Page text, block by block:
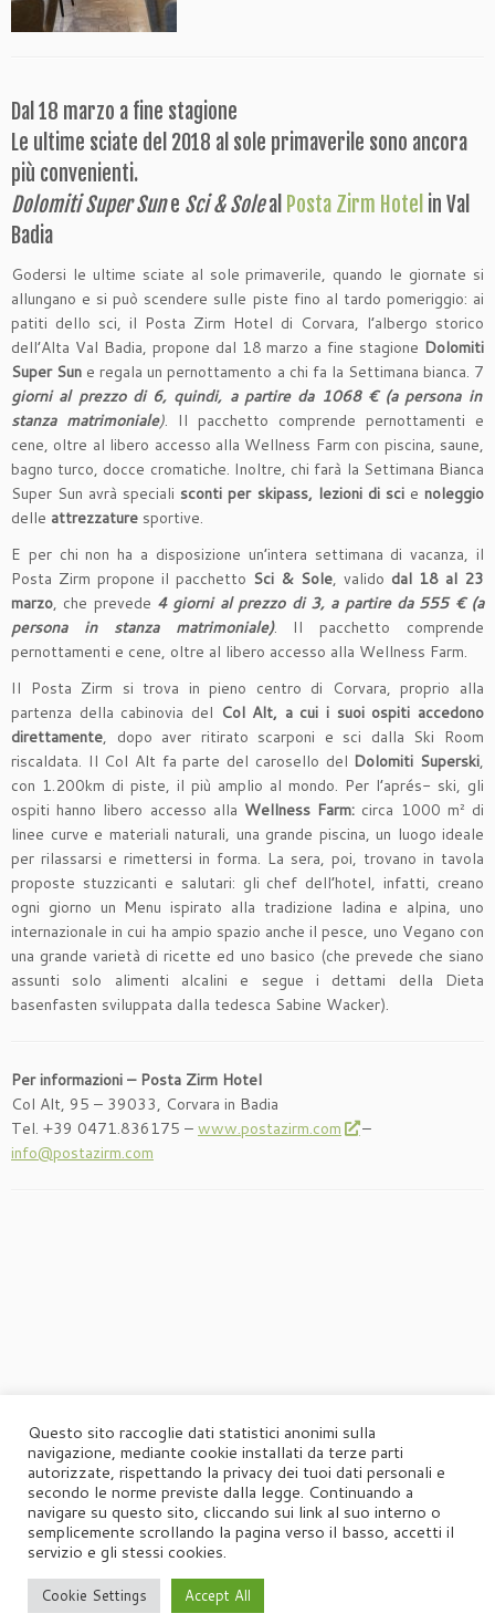
Dal 18 marzo a fine stagione
Le ultime sciate del 2018 al sole primaverile sono ancora
più convenienti.
Dolomiti Super Sune Sci & Soleal Posta Zirm Hotel in Val
Badia
Godersi le ultime sciate al sole primaverile, quando le giornate si
allungano e si può scendere sulle piste fino al tardo pomeriggio: ai
patiti dello sci, il Posta Zirm Hotel di Corvara, l’albergo storico
dell’Alta Val Badia, propone dal 18 marzo a fine stagione Dolomiti
Super Sun e regala un pernottamento a chi fa la Settimana bianca. 7
giorni al prezzo di 6, quindi, a partire da 1068 € (a persona in
stanza matrimoniale). Il pacchetto comprende pernottamenti e
cene, oltre al libero accesso alla Wellness Farm con piscina, saune,
bagno turco, docce cromatiche. Inoltre, chi farà la Settimana Bianca
Super Sun avrà speciali sconti per skipass, lezioni di scie noleggio
delle attrezzature sportive.
E per chi non ha a disposizione un’intera settimana di vacanza, il
Posta Zirm propone il pacchetto Sci & Sole, valido dal 18 al 23
marzo, che prevede 4 giorni al prezzo di 3, a partire da 555 € (a
persona in stanza matrimoniale). Il pacchetto comprende
pernottamenti e cene, oltre al libero accesso alla Wellness Farm.
Il Posta Zirm si trova in pieno centro di Corvara, proprio alla
partenza della cabinovia del Col Alt, a cui i suoi ospiti accedono
direttamente, dopo aver ritirato scarponi e sci dalla Ski Room
riscaldata. Il Col Alt fa parte del carosello del Dolomiti Superski,
con 1.200km di piste, il più amplio al mondo. Per l’aprés- ski, gli
ospiti hanno libero accesso alla Wellness Farm: circa 1000 m² di
linee curve e materiali naturali, una grande piscina, un luogo ideale
per rilassarsi e rimettersi in forma. La sera, poi, trovano in tavola
proposte stuzzicanti e salutari: gli chef dell’hotel, infatti, creano
ogni giorno un Menu ispirato alla tradizione ladina e alpina, uno
internazionale in cui ha ampio spazio anche il pesce, uno Vegano con
una grande varietà di ricette ed uno basico (che prevede che siano
assunti solo alimenti alcalini e segue i dettami della Dieta
basenfasten sviluppata dalla tedesca Sabine Wacker).
Per informazioni –Posta Zirm Hotel
Col Alt, 95 – 39033, Corvara in Badia
Tel. +39 0471.836175 – www.postazirm.com
–
info@postazirm.com
·© 2026Agorà·Powered by ·Designed con il
Questo sito raccoglie dati statistici anonimi sulla
navigazione, mediante cookie installati da terze parti
autorizzate, rispettando la privacy dei tuoi dati personali e
secondo le norme previste dalla legge. Continuando a
navigare su questo sito, cliccando sui link al suo interno o
semplicemente scrollando la pagina verso il basso, accetti il
servizio e gli stessi cookies.
Cookie Settings Accept All